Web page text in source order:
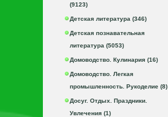
(9123)
Детская литература (346)
Детская познавательная
литература (5053)
Домоводство. Кулинария (16)
Домоводство. Легкая
промышленность. Рукоделие (8)
Досуг. Отдых. Праздники.
Увлечения (1)